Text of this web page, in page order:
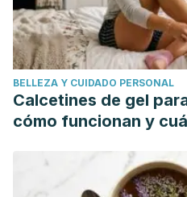
BELLEZA Y CUIDADO PERSONAL
Calcetines de gel
cómo funcionan y